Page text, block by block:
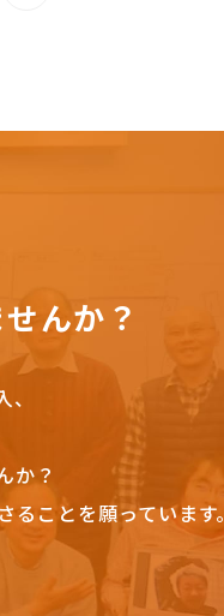
んか？
か？
ことを願っています。